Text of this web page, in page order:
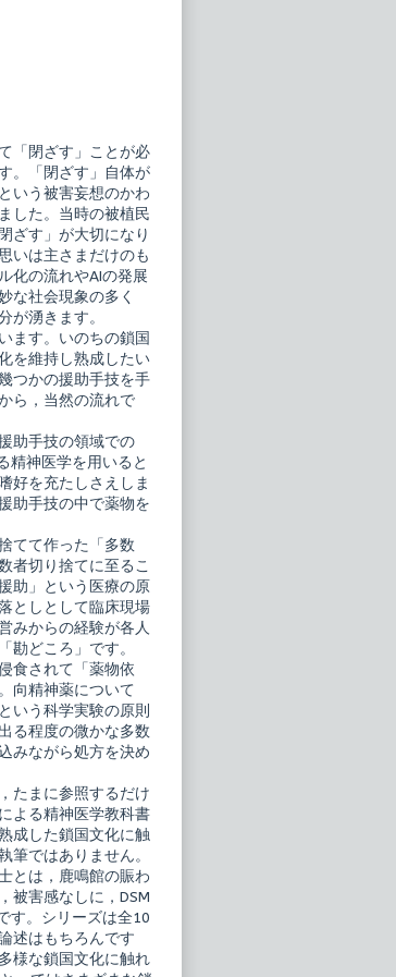
「閉ざす」ことが必
。「閉ざす」自体が
いう被害妄想のかわ
した。当時の被植民
ざす」が大切になり
いは主さまだけのも
化の流れやAIの発展
な社会現象の多く
湧きます。
ます。いのちの鎖国
を維持し熟成したい
つかの援助手技を手
ら，当然の流れで
助手技の領域での
精神医学を用いると
好を充たしさえしま
助手技の中で薬物を
てて作った「多数
者切り捨てに至るこ
助」という医療の原
としとして臨床現場
みからの経験が各人
どころ」です。
食されて「薬物依
向精神薬について
いう科学実験の原則
る程度の微かな多数
みながら処方を決め
たまに参照するだけ
よる精神医学教科書
成した鎖国文化に触
ではありません。
とは，鹿鳴館の賑わ
被害感なしに，DSM
す。シリーズは全10
述はもちろんです
様な鎖国文化に触れ